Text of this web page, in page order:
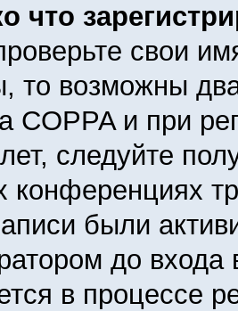
что
свои
то возможны
COPPA и при
следуйте
конференциях
были
до
в процессе